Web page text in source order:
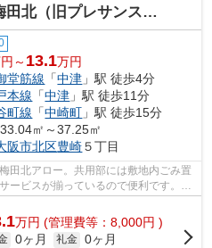
旧プレサンス梅田北アロー）
～ 13.1万円
堂筋線 「中津 」駅 徒歩4分
本線 「中津 」駅 徒歩11分
町線 「中崎町 」駅 徒歩15分
㎡～37.25㎡
阪市北区豊崎５丁目
田北アロー。共用部には敷地内ごみ置
ービスが揃っているので便利です。徒
な...
万円 (管理費等：8,000円 )
0ヶ月 礼金 0ヶ月